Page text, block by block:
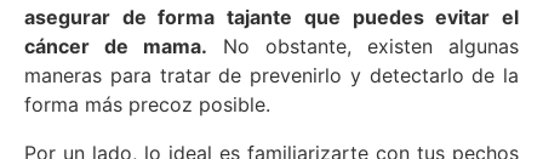
asegurar de forma tajante que puedes evitar el
cáncer de mama. No obstante, existen algunas
maneras para tratar de prevenirlo y detectarlo de la
forma más precoz posible.
Por un lado, lo ideal es familiarizarte con tus pechos